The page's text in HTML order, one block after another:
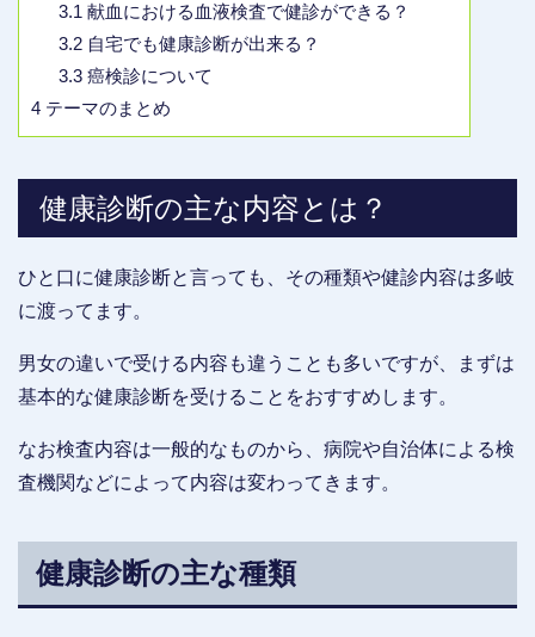
3.1 献血における血液検査で健診ができる？
3.2自宅でも健康診断が出来る？
3.3癌検診について
4 テーマのまとめ
健康診断の主な内容とは？
ひと口に健康診断と言っても、その種類や健診内容は多岐
に渡ってます。
男女の違いで受ける内容も違うことも多いですが、まずは
基本的な健康診断を受けることをおすすめします。
なお検査内容は一般的なものから、病院や自治体による検
査機関などによって内容は変わってきます。
健康診断の主な種類